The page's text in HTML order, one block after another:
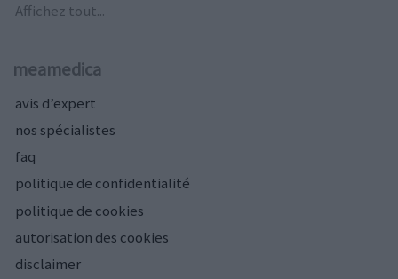
Affichez tout...
meamedica
avis d’expert
nos spécialistes
faq
politique de confidentialité
politique de cookies
autorisation des cookies
disclaimer